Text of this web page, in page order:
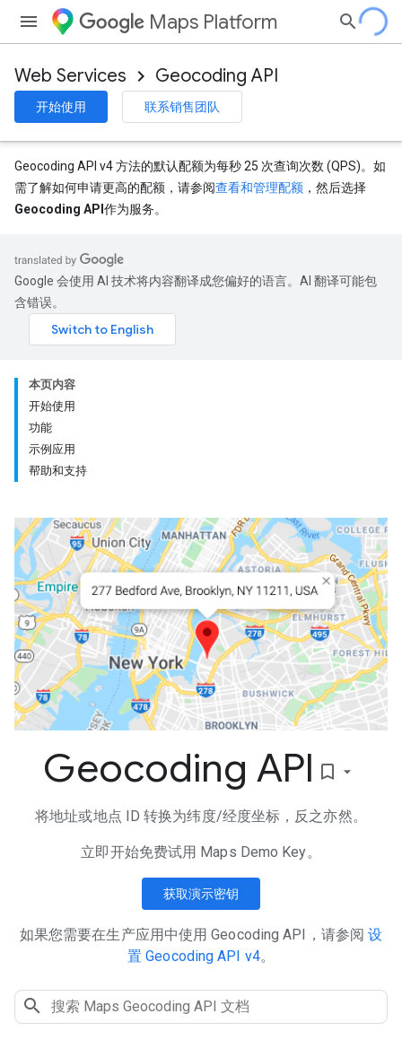
Maps Platform
Web Services Geocoding API
开始使用 联系销售团队
Geocoding API v4 方法的默认配额为每秒 25 次查询次数 (QPS)。如
需了解如何申请更高的配额，请参阅查看和管理配额 ，然后选择
Geocoding API 作为服务。
Google 会使用 AI 技术将内容翻译成您偏好的语言。AI 翻译可能包
含错误。
本页内容
开始使用
功能
示例应用
帮助和支持
Geocoding API bookmark_border
将地址或地点 ID 转换为纬度/经度坐标，反之亦然。
立即开始免费试用 Maps Demo Key。
获取演示密钥
如果您需要在生产应用中使用 Geocoding API，请参阅设
置 Geocoding API v4。